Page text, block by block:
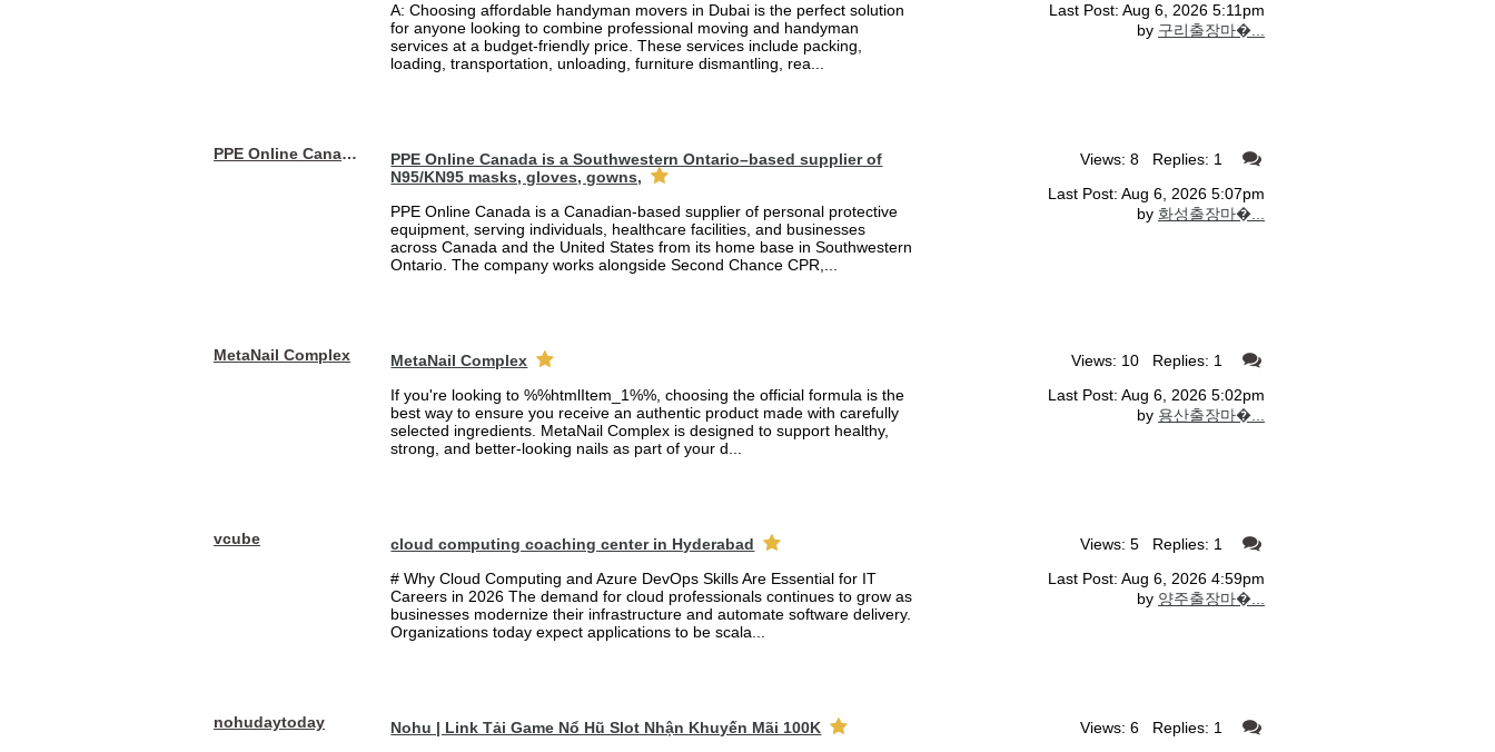
A: Choosing affordable handyman movers in Dubai is the perfect solution
for anyone looking to combine professional moving and handyman
services at a budget-friendly price. These services include packing,
loading, transportation, unloading, furniture dismantling, rea...
Last Post: Aug 6, 2026 5:11pm
by 구리출장마�...
PPE Online Canada – Bulk PPE Supplier | N95, Gloves, Masks & Medical Supplies
PPE Online Canada is a Southwestern Ontario–based supplier of
N95/KN95 masks, gloves, gowns,
PPE Online Canada is a Canadian-based supplier of personal protective
equipment, serving individuals, healthcare facilities, and businesses
across Canada and the United States from its home base in Southwestern
Ontario. The company works alongside Second Chance CPR,...
Views: 8 Replies: 1
Last Post: Aug 6, 2026 5:07pm
by 화성출장마�...
MetaNail Complex
MetaNail Complex
If you're looking to %%htmlItem_1%%, choosing the official formula is the
best way to ensure you receive an authentic product made with carefully
selected ingredients. MetaNail Complex is designed to support healthy,
strong, and better-looking nails as part of your d...
Views: 10 Replies: 1
Last Post: Aug 6, 2026 5:02pm
by 용산출장마�...
vcube
cloud computing coaching center in Hyderabad
# Why Cloud Computing and Azure DevOps Skills Are Essential for IT
Careers in 2026 The demand for cloud professionals continues to grow as
businesses modernize their infrastructure and automate software delivery.
Organizations today expect applications to be scala...
Views: 5 Replies: 1
Last Post: Aug 6, 2026 4:59pm
by 양주출장마�...
nohudaytoday
Nohu | Link Tải Game Nổ Hũ Slot Nhận Khuyến Mãi 100K
Views: 6 Replies: 1